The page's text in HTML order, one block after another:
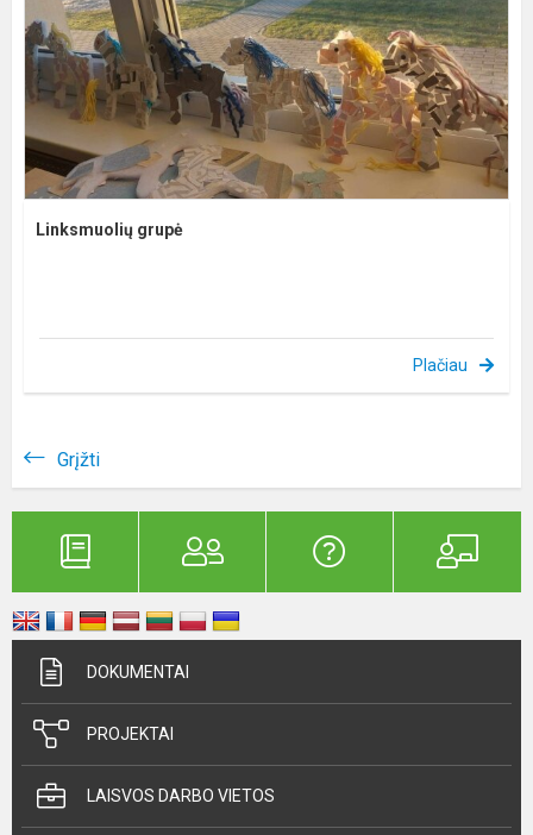
Linksmuolių grupė
Plačiau
Grįžti
DOKUMENTAI
PROJEKTAI
LAISVOS DARBO VIETOS